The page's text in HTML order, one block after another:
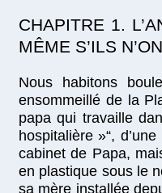
CHAPITRE 1.
MÊME S’ILS
Nous habitons
ensommeillé de la
papa qui travaille
hospitalière »“,
cabinet de Papa,
en plastique sous le
sa mère installée